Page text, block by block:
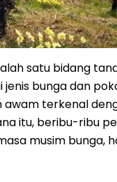
satu bidang
bunga dan
awam terkenal
itu, beribu-ribu
musim bunga,